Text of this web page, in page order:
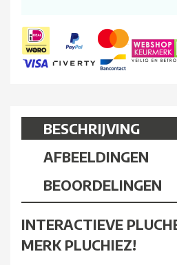
BESCHRIJVING
AFBEELDINGEN
BEOORDELINGEN
INTERACTIEVE
MERK PLUCHIEZ!